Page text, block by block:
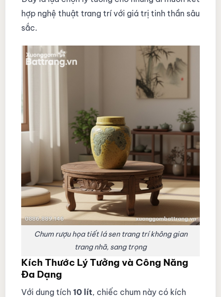
hợp nghệ thuật trang trí với giá trị tinh thần sâu
sắc.
Chum rượu họa tiết lá sen trang trí không gian
trang nhã, sang trọng
Kích Thước Lý Tưởng và Công Năng
Đa Dạng
Với dung tích 10 lít, chiếc chum này có kích